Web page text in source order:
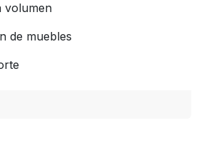
volumen
de muebles